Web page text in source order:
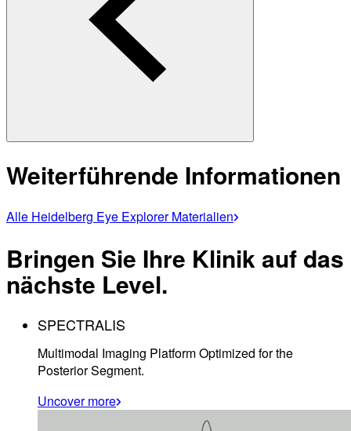
Weiterführende Informationen
Alle Heidelberg Eye Explorer Materialien
Bringen Sie Ihre Klinik auf das
nächste Level.
SPECTRALIS
Multimodal Imaging Platform Optimized for the
Posterior Segment.
Uncover more